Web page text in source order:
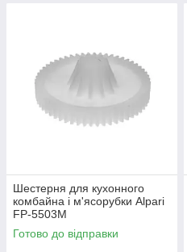
Шестерня для кухонного
комбайна і м'ясорубки Alpari
FP-5503M
Готово до відправки